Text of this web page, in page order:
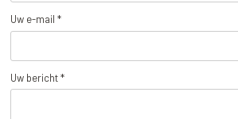
Uw e-mail *
Uw bericht *